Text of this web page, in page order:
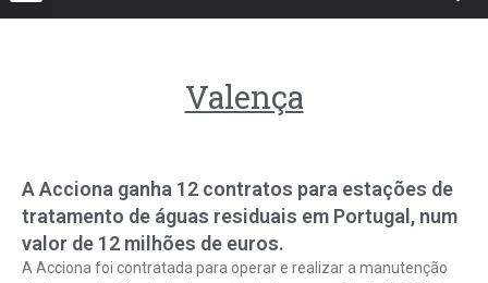
Valença
A Acciona ganha 12 contratos para estações de
tratamento de águas residuais em Portugal, num
valor de 12 milhões de euros.
A Acciona foi contratada para operar e realizar a manutenção